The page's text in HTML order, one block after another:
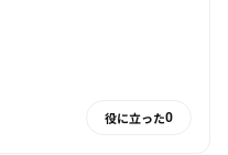
役に立った0